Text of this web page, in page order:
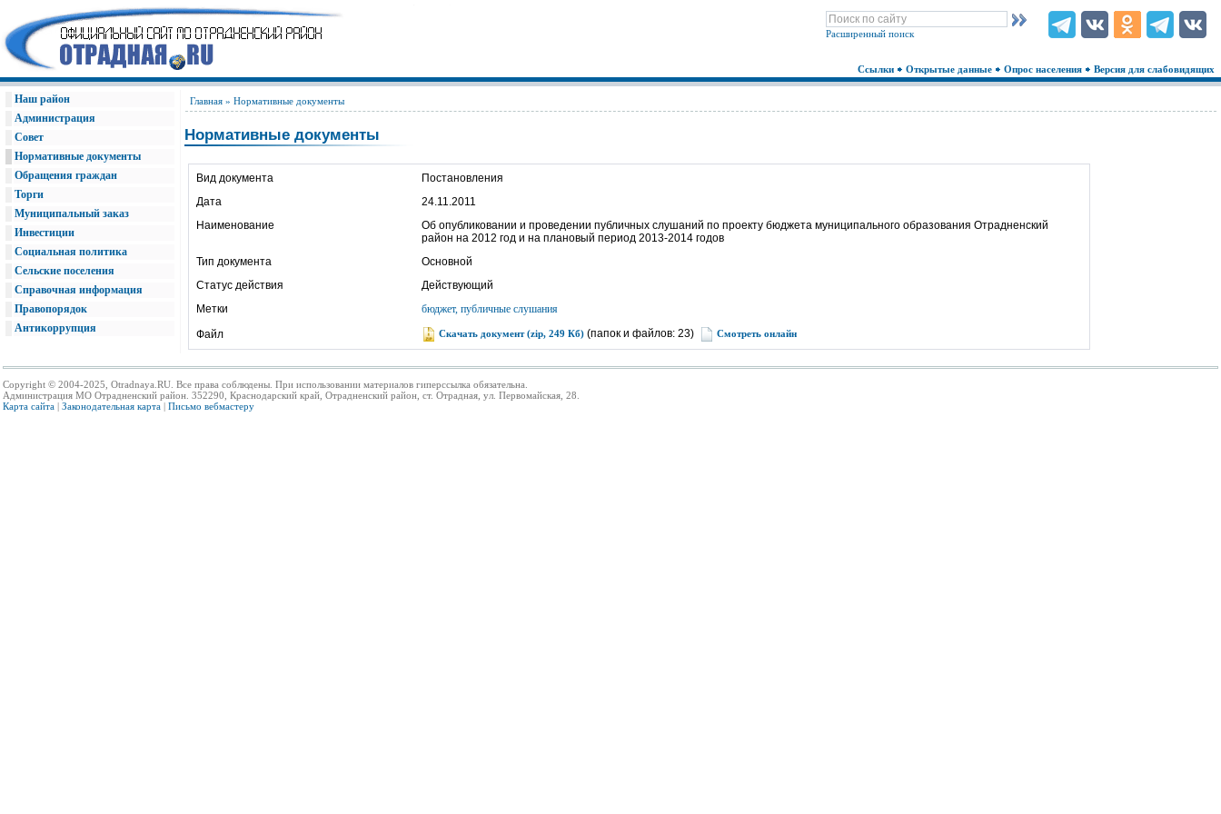
Расширенный поиск
Ссылки Открытые данные Опрос населения Версия для слабовидящих
Наш район
Администрация
Совет
Нормативные документы
Обращения граждан
Торги
Муниципальный заказ
Инвестиции
Социальная политика
Сельские поселения
Справочная информация
Правопорядок
Антикоррупция
Главная » Нормативные документы
Нормативные документы
Вид документа
Постановления
Дата
24.11.2011
Наименование
Об опубликовании и проведении публичных слушаний по проекту бюджета муниципального образования Отрадненский
район на 2012 год и на плановый период 2013-2014 годов
Тип документа
Основной
Статус действия
Действующий
Метки
бюджет, публичные слушания
Файл
Скачать документ (zip, 249 Кб) (папок и файлов: 23) Смотреть онлайн
Copyright © 2004-2025, Otradnaya.RU. Все права соблюдены. При использовании материалов гиперссылка обязательна.
Администрация МО Отрадненский район. 352290, Краснодарский край, Отрадненский район, ст. Отрадная, ул. Первомайская, 28.
Карта сайта | Законодательная карта | Письмо вебмастеру